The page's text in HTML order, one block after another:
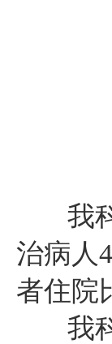
我科
治病人
者住院
我科